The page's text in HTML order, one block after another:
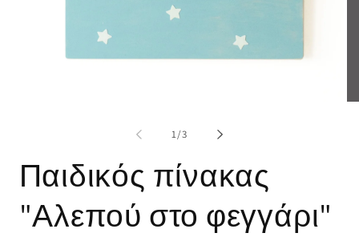
παράθυρο
1/από
3
Παιδικός πίνακας
"Αλεπού στο φεγγάρι"